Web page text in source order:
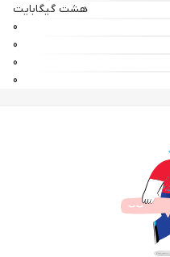
هشت گیگابایت
0
0
0
0